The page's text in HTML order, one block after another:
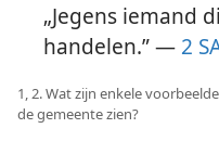
„Jegens iemand
handelen.” — 2
1, 2. Wat zijn enkele
de gemeente zien?